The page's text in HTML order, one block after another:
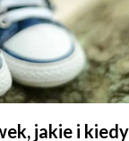
jakie i kiedy